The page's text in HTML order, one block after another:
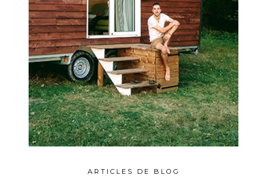
ARTICLES DE BLOG